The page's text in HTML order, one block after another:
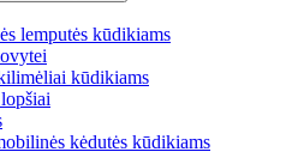
lemputės kūdikiams
kūdikiams
kėdutės kūdikiams